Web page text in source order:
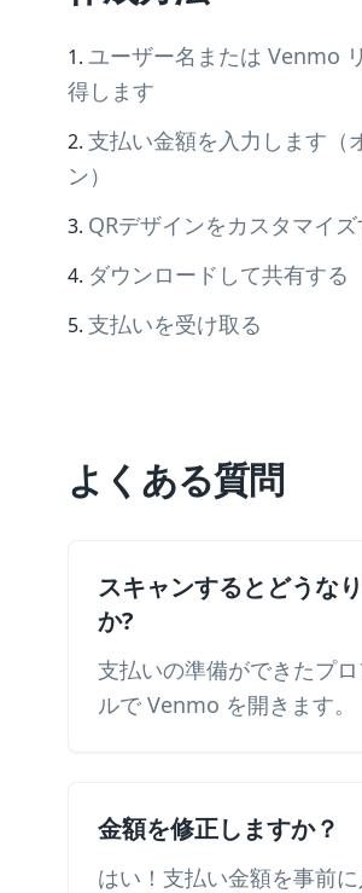
ユーザー名または Venmo
得します
支払い金額を入力します（
ン）
QRデザインをカスタマイズ
ダウンロードして共有する
支払いを受け取る
よくある質問
スキャンするとどうな
か?
支払いの準備ができたプロ
ルで Venmo を開きます。
金額を修正しますか？
はい！支払い金額を事前に